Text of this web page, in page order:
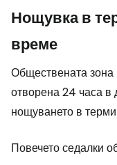
Нощувка в
време
Обществената
отворена 24 часа в
нощуването в
Повечето седалки